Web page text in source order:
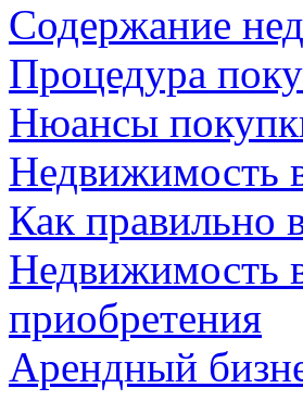
Содержание
Процедура
Нюансы
Недвижимость
Как правильно
Недвижимость
приобретения
Арендный